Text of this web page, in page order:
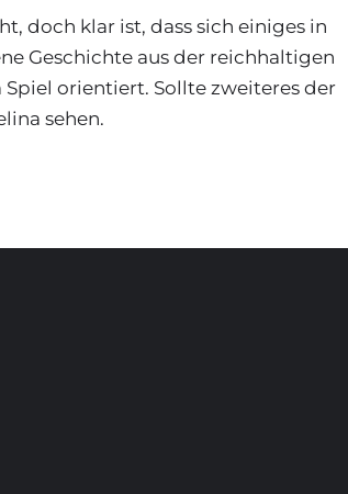
doch klar ist, dass sich einiges in
Geschichte aus der reichhaltigen
Spiel orientiert. Sollte zweiteres der
sehen.